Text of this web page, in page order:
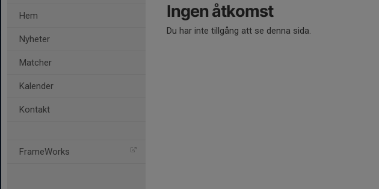
Hem
Nyheter
Matcher
Kalender
Kontakt
FrameWorks
Ingen åtkomst
Du har inte tillgång att se denna sida.